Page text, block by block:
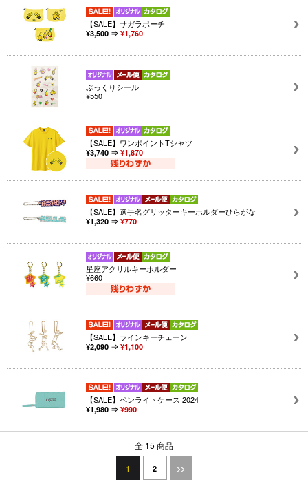
【SALE】サガラポーチ
¥3,500 ⇒ ¥1,760
ぷっくりシール
¥550
【SALE】ワンポイントTシャツ
¥3,740 ⇒ ¥1,870
【SALE】選手名グリッターキーホルダーひらがな
¥1,320 ⇒ ¥770
星座アクリルキーホルダー
¥660
【SALE】ラインキーチェーン
¥2,090 ⇒ ¥1,100
【SALE】ペンライトケース 2024
¥1,980 ⇒ ¥990
全 15 商品
1 2 >>